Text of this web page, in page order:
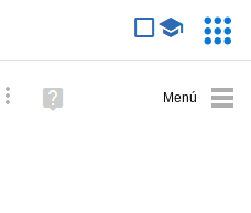
Búsqueda avanzada
Ayuda
(en